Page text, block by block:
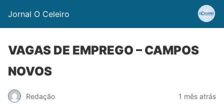
Jornal O Celeiro
VAGAS DE EMPREGO – CAMPOS
NOVOS
Redação 1 mês atrás